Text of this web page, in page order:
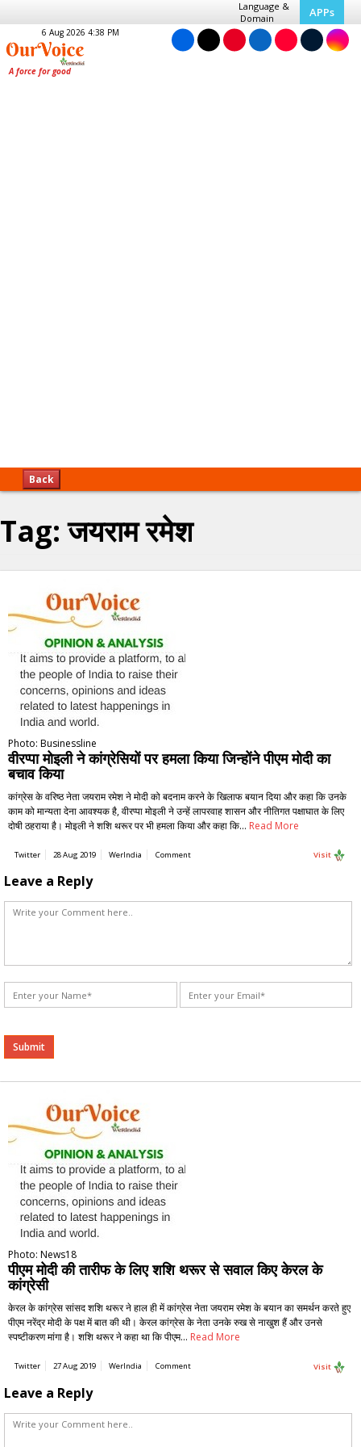
Language &
Domain
APPs
6 Aug 2026 4:38 PM
Back
Tag:जयराम रमेश
Photo: Businessline
वीरप्पा मोइली ने कांग्रेसियों पर हमला किया जिन्होंने पीएम मोदी का
बचाव किया
कांग्रेस के वरिष्ठ नेता जयराम रमेश ने मोदी को बदनाम करने के खिलाफ बयान दिया और कहा कि उनके
काम को मान्यता देना आवश्यक है, वीरप्पा मोइली ने उन्हें लापरवाह शासन और नीतिगत पक्षाघात के लिए
दोषी ठहराया है। मोइली ने शशि थरूर पर भी हमला किया और कहा कि… Read More
Twitter 28 Aug 2019 WerIndia Comment Visit
Leave a Reply
Alternative:
Photo: News18
पीएम मोदी की तारीफ के लिए शशि थरूर से सवाल किए केरल के
कांग्रेसी
केरल के कांग्रेस सांसद शशि थरूर ने हाल ही में कांग्रेस नेता जयराम रमेश के बयान का समर्थन करते हुए
पीएम नरेंद्र मोदी के पक्ष में बात की थी। केरल कांग्रेस के नेता उनके रुख से नाखुश हैं और उनसे
स्पष्टीकरण मांगा है। शशि थरूर ने कहा था कि पीएम… Read More
Twitter 27 Aug 2019 WerIndia Comment Visit
Leave a Reply